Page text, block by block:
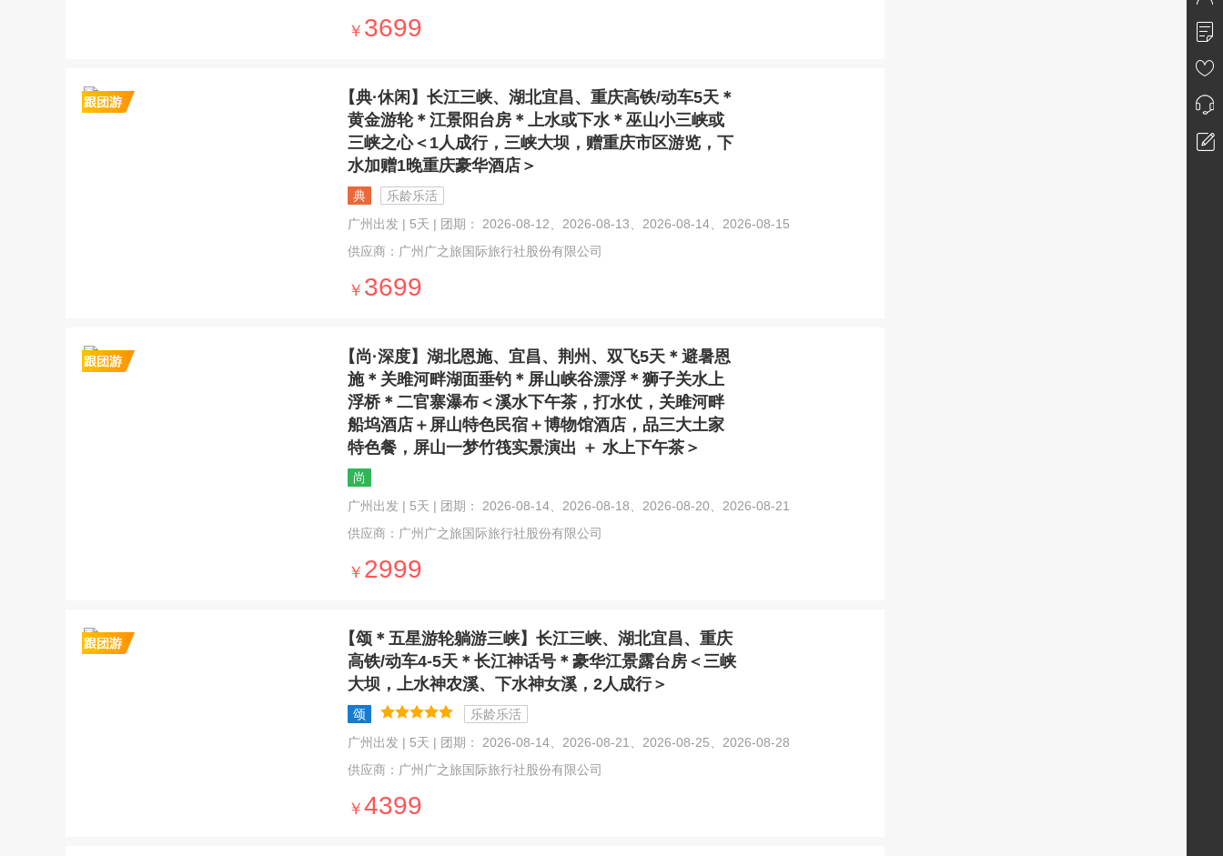
￥ 3699
【典·休闲】长江三峡、湖北宜昌、重庆高铁/动车5天＊
黄金游轮＊江景阳台房＊上水或下水＊巫山小三峡或
三峡之心＜1人成行，三峡大坝，赠重庆市区游览，下
水加赠1晚重庆豪华酒店＞
典
乐龄乐活
广州出发 | 5天 | 团期： 2026-08-12、2026-08-13、2026-08-14、2026-08-15
供应商：广州广之旅国际旅行社股份有限公司
￥ 3699
【尚·深度】湖北恩施、宜昌、荆州、双飞5天＊避暑恩
施＊关雎河畔湖面垂钓＊屏山峡谷漂浮＊狮子关水上
浮桥＊二官寨瀑布＜溪水下午茶，打水仗，关雎河畔
船坞酒店＋屏山特色民宿＋博物馆酒店，品三大土家
特色餐，屏山一梦竹筏实景演出 ＋ 水上下午茶＞
尚
广州出发 | 5天 | 团期： 2026-08-14、2026-08-18、2026-08-20、2026-08-21
供应商：广州广之旅国际旅行社股份有限公司
￥ 2999
【颂＊五星游轮躺游三峡】长江三峡、湖北宜昌、重庆
高铁/动车4-5天＊长江神话号＊豪华江景露台房＜三峡
大坝，上水神农溪、下水神女溪，2人成行＞
颂
乐龄乐活
广州出发 | 5天 | 团期： 2026-08-14、2026-08-21、2026-08-25、2026-08-28
供应商：广州广之旅国际旅行社股份有限公司
￥ 4399